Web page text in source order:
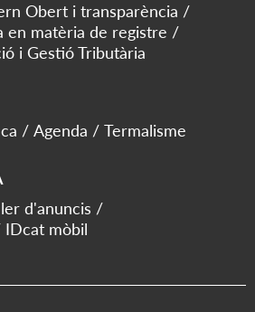
Obert i transparència
en matèria de registre
i Gestió Tributària
Agenda Termalisme
d'anuncis
IDcat mòbil